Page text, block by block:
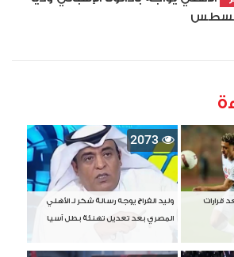
قرارات
2073
وليد الفراج يوجه رسالة شكر لـ الأهلي
المصري بعد تعديل تهنئة بطل آسيا